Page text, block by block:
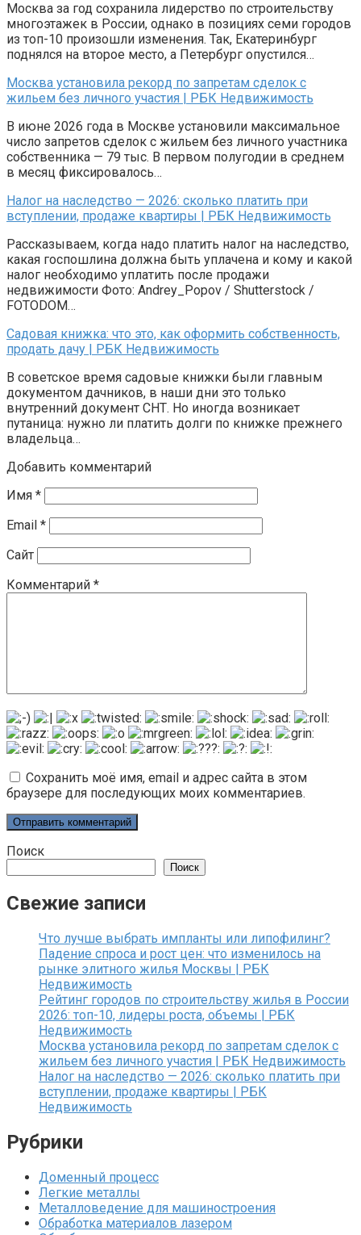
Москва за год сохранила лидерство по строительству
многоэтажек в России, однако в позициях семи городов
из топ-10 произошли изменения. Так, Екатеринбург
поднялся на второе место, а Петербург опустился…
Москва установила рекорд по запретам сделок с
жильем без личного участия | РБК Недвижимость
В июне 2026 года в Москве установили максимальное
число запретов сделок с жильем без личного участника
собственника — 79 тыс. В первом полугодии в среднем
в месяц фиксировалось…
Налог на наследство — 2026: сколько платить при
вступлении, продаже квартиры | РБК Недвижимость
Рассказываем, когда надо платить налог на наследство,
какая госпошлина должна быть уплачена и кому и какой
налог необходимо уплатить после продажи
недвижимости Фото: Andrey_Popov / Shutterstock /
FOTODOM…
Садовая книжка: что это, как оформить собственность,
продать дачу | РБК Недвижимость
В советское время садовые книжки были главным
документом дачников, в наши дни это только
внутренний документ СНТ. Но иногда возникает
путаница: нужно ли платить долги по книжке прежнего
владельца…
Добавить комментарий
Имя *
Email *
Сайт
Комментарий *
Сохранить моё имя, email и адрес сайта в этом
браузере для последующих моих комментариев.
Поиск
Поиск
Свежие записи
Что лучше выбрать импланты или липофилинг?
Падение спроса и рост цен: что изменилось на
рынке элитного жилья Москвы | РБК
Недвижимость
Рейтинг городов по строительству жилья в России
2026: топ-10, лидеры роста, объемы | РБК
Недвижимость
Москва установила рекорд по запретам сделок с
жильем без личного участия | РБК Недвижимость
Налог на наследство — 2026: сколько платить при
вступлении, продаже квартиры | РБК
Недвижимость
Рубрики
Доменный процесс
Легкие металлы
Металловедение для машиностроения
Обработка материалов лазером